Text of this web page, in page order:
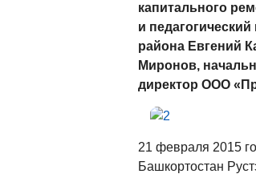
капитального
и
района Евгений
Миронов,
директор ООО
21 февраля 2015
Башкортостан